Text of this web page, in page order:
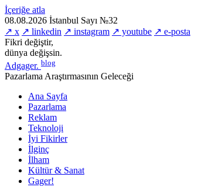
İçeriğe atla
08.08.2026 İstanbul Sayı №32
↗ x ↗ linkedin ↗ instagram ↗ youtube ↗ e-posta
Fikri değiştir,
dünya değişsin.
Adgager. blog
Pazarlama Araştırmasının Geleceği
Ana Sayfa
Pazarlama
Reklam
Teknoloji
İyi Fikirler
İlginç
İlham
Kültür & Sanat
Gager!